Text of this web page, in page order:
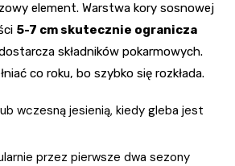
element. Warstwa kory sosnowej
5-7 cm skutecznie ogranicza
składników pokarmowych.
co roku, bo szybko się rozkłada.
wczesną jesienią, kiedy gleba jest
przez pierwsze dwa sezony